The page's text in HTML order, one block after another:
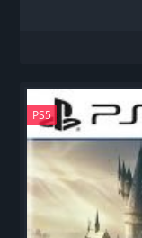
PS5